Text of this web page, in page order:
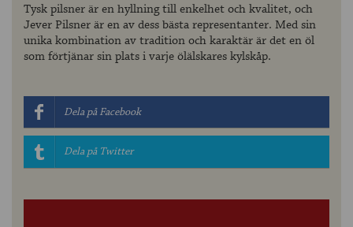
Tysk pilsner är en hyllning till enkelhet och kvalitet, och
Jever Pilsner är en av dess bästa representanter. Med sin
unika kombination av tradition och karaktär är det en öl
som förtjänar sin plats i varje ölälskares kylskåp.
Dela på Facebook
Dela på Twitter